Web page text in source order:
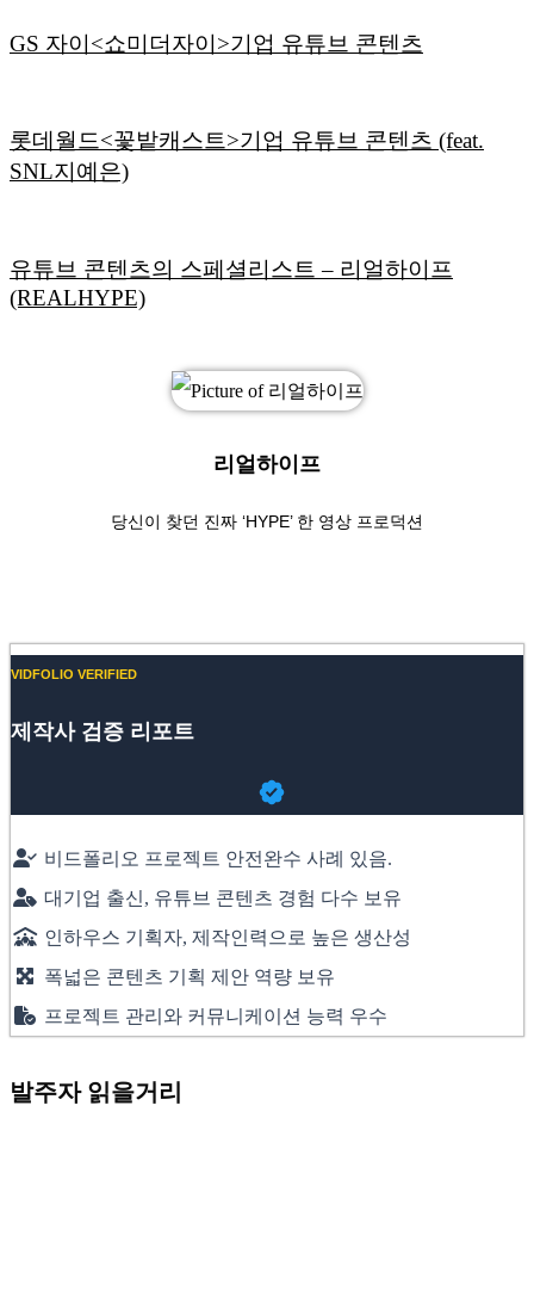
GS 자이<쇼미더자이>기업 유튜브 콘텐츠
롯데월드<꽃밭캐스트>기업 유튜브 콘텐츠 (feat.
SNL지예은)
유튜브 콘텐츠의 스페셜리스트 – 리얼하이프
(REALHYPE)
리얼하이프
당신이 찾던 진짜 ‘HYPE’ 한 영상 프로덕션
VIDFOLIO VERIFIED
제작사 검증 리포트
비드폴리오 프로젝트 안전완수 사례 있음.
대기업 출신, 유튜브 콘텐츠 경험 다수 보유
인하우스 기획자, 제작인력으로 높은 생산성
폭넓은 콘텐츠 기획 제안 역량 보유
프로젝트 관리와 커뮤니케이션 능력 우수
발주자 읽을거리